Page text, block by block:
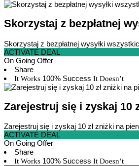
Skorzystaj z bezpłatnej
Skorzystaj z bezpłatnej wysyłki
ACTIVATE DEAL
On Going Offer
Share
It Works 100% Success It Doesn’t
Zarejestruj się i zyskaj 10
Zarejestruj się i zyskaj 10 zł zniżki na
ACTIVATE DEAL
On Going Offer
Share
It Works 100% Success It Doesn’t